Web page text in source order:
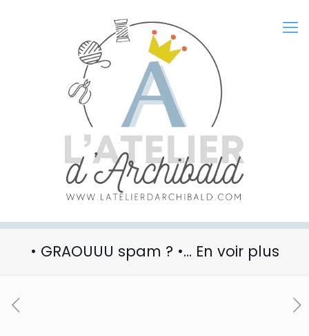
• GRAOUUU spam ? •… En voir plus